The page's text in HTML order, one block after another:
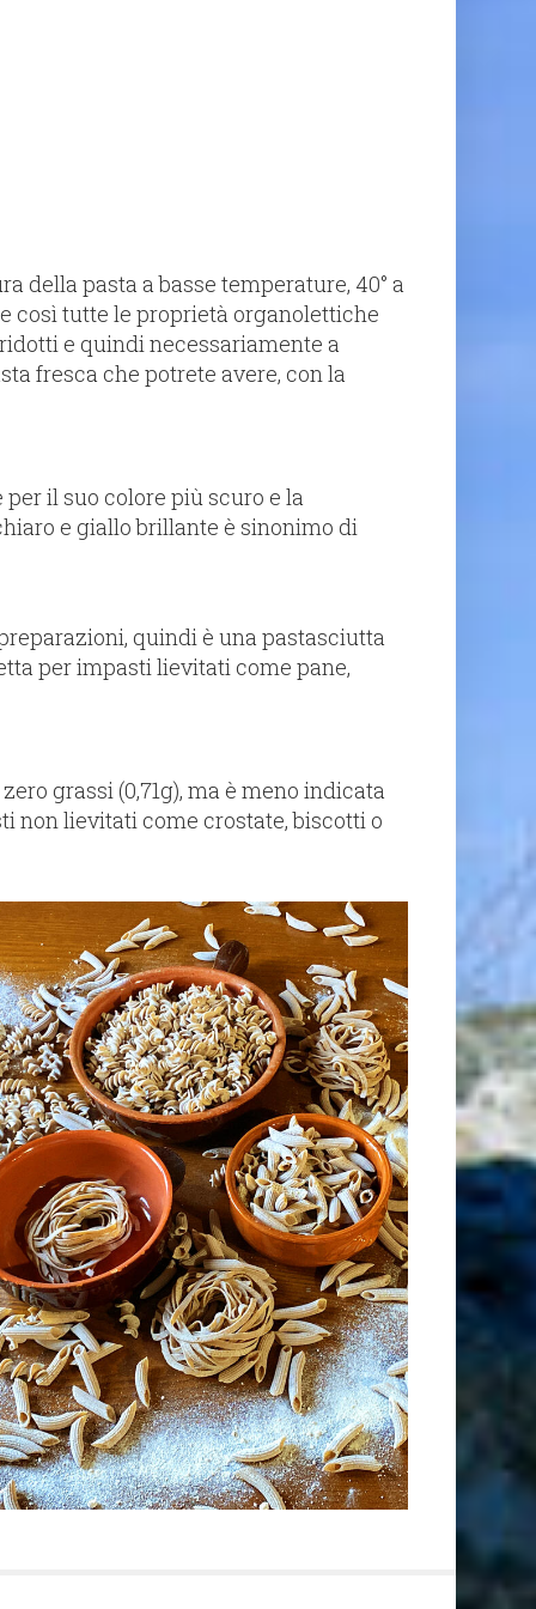
pasta a basse temperature, 40° a
così tutte le proprietà organolettiche
e quindi necessariamente a
fresca che potrete avere, con la
il suo colore più scuro e la
e giallo brillante è sinonimo di
quindi è una pastasciutta
per impasti lievitati come pane,
grassi (0,71g), ma è meno indicata
non lievitati come crostate, biscotti o